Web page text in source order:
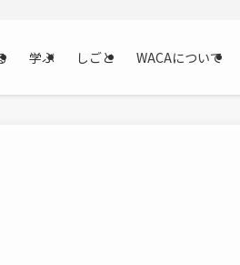
学ぶ しごと WACAについて